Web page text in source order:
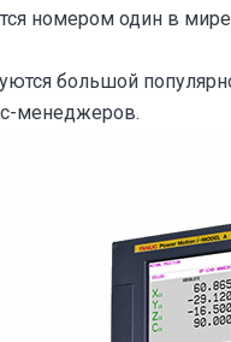
номером один в
большой
менеджеров.